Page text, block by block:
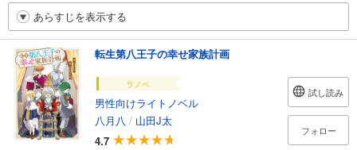
あらすじを表示する
転生第八王子の幸せ家族計画
ラノベ
男性向けライトノベル
八月八 / 山田J太
4.7
試し読み
フォロー